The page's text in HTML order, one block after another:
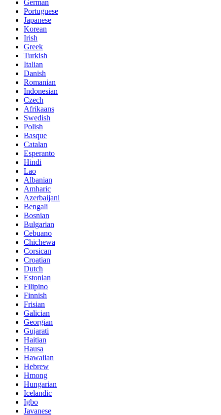
German
Portuguese
Japanese
Korean
Irish
Greek
Turkish
Italian
Danish
Romanian
Indonesian
Czech
Afrikaans
Swedish
Polish
Basque
Catalan
Esperanto
Hindi
Lao
Albanian
Amharic
Azerbaijani
Bengali
Bosnian
Bulgarian
Cebuano
Chichewa
Corsican
Croatian
Dutch
Estonian
Filipino
Finnish
Frisian
Galician
Georgian
Gujarati
Haitian
Hausa
Hawaiian
Hebrew
Hmong
Hungarian
Icelandic
Igbo
Javanese